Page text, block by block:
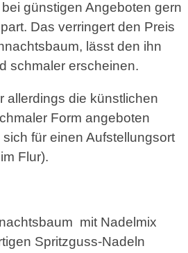
günstigen Angeboten gern
Das verringert den Preis
lässt den ihn
schmaler erscheinen.
allerdings die künstlichen
Form angeboten
für einen Aufstellungsort
Flur).
mit Nadelmix
Spritzguss-Nadeln